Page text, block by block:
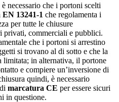
necessario che i portoni scelti
13241-1 che regolamenta i
per tutte le chiusure
privati, commerciali e pubblici.
che i portoni si arrestino
si trovano al di sotto e che la
limitata; in alternativa, il portone
e compiere un’inversione di
quindi, è necessario
marcatura CE per essere sicuri
in questione.